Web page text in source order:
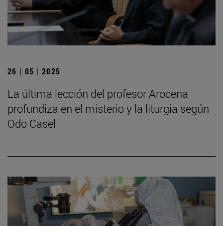
26 | 05 | 2025
La última lección del profesor Arocena
profundiza en el misterio y la liturgia según
Odo Casel